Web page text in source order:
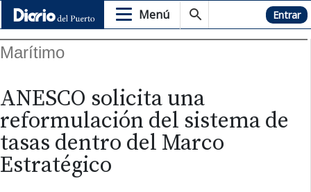
Menú Hemeroteca Entrar
Marítimo
ANESCO solicita una
reformulación del sistema de
tasas dentro del Marco
Estratégico